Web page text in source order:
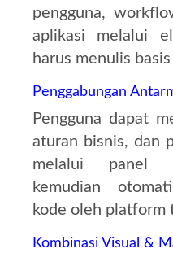
pengguna,
aplikasi melalui
harus menulis
Penggabungan
Pengguna dapat
aturan bisnis, dan
melalui panel
kemudian
kode oleh platform
Kombinasi Visual &